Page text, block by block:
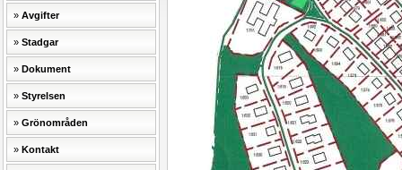
Avgifter
Stadgar
Dokument
Styrelsen
Grönområden
Kontakt